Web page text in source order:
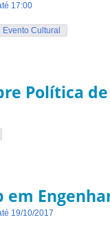
17:00
Evento Cultural
Política
em
19/10/2017